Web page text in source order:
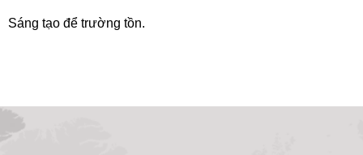
Sáng tạo để trường tồn.